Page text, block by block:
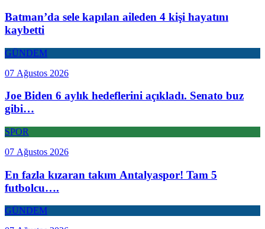
Batman’da sele kapılan aileden 4 kişi hayatını
kaybetti
GÜNDEM
07 Ağustos 2026
Joe Biden 6 aylık hedeflerini açıkladı. Senato buz
gibi…
SPOR
07 Ağustos 2026
En fazla kızaran takım Antalyaspor! Tam 5
futbolcu….
GÜNDEM